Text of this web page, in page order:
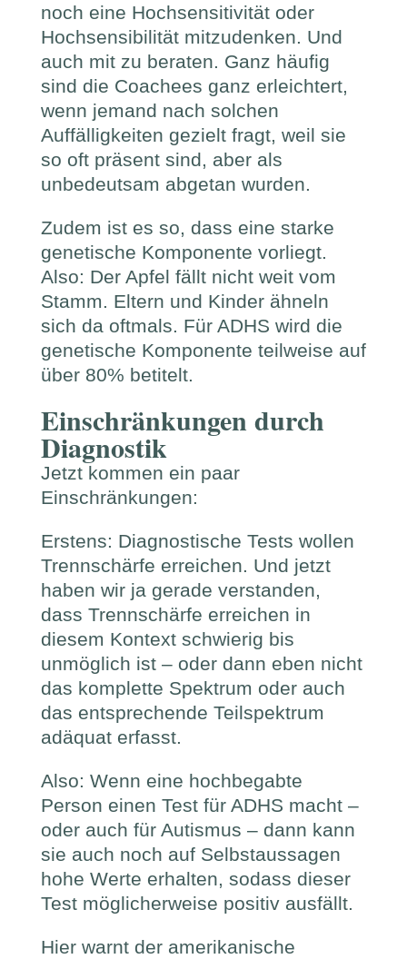
noch eine Hochsensitivität oder
Hochsensibilität mitzudenken. Und
auch mit zu beraten. Ganz häufig
sind die Coachees ganz erleichtert,
wenn jemand nach solchen
Auffälligkeiten gezielt fragt, weil sie
so oft präsent sind, aber als
unbedeutsam abgetan wurden.
Zudem ist es so, dass eine starke
genetische Komponente vorliegt.
Also: Der Apfel fällt nicht weit vom
Stamm. Eltern und Kinder ähneln
sich da oftmals. Für ADHS wird die
genetische Komponente teilweise auf
über 80% betitelt.
Einschränkungen durch
Diagnostik
Jetzt kommen ein paar
Einschränkungen:
Erstens: Diagnostische Tests wollen
Trennschärfe erreichen. Und jetzt
haben wir ja gerade verstanden,
dass Trennschärfe erreichen in
diesem Kontext schwierig bis
unmöglich ist – oder dann eben nicht
das komplette Spektrum oder auch
das entsprechende Teilspektrum
adäquat erfasst.
Also: Wenn eine hochbegabte
Person einen Test für ADHS macht –
oder auch für Autismus – dann kann
sie auch noch auf Selbstaussagen
hohe Werte erhalten, sodass dieser
Test möglicherweise positiv ausfällt.
Hier warnt der amerikanische